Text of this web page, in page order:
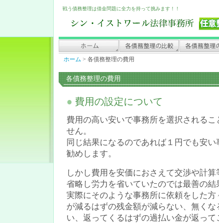
戦う債務整理は借金問題に全力を持って挑みます！！
ホーム > 各債務整理の費用
各債務整理の費用
● 費用の設定について
費用の高い安いで事務所を選択される
せん。
同じ結果になるのであれば１円でも安
勧めします。
しかし費用を安価におさえて交渉や計
省略し労力を省いていたのでは最善の
実際にそのような事務所に依頼をした
が減るはずの残金額が減らない、無く
い、返ってくるはずの過払い金が返っ